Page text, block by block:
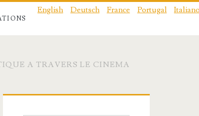
English Deutsch France Portugal
A TRAVERS LE CINEMA